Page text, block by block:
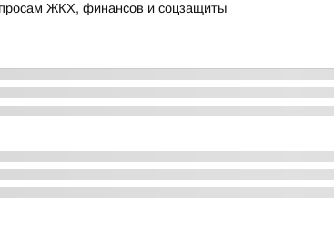
ЖКХ, финансов и соцзащиты